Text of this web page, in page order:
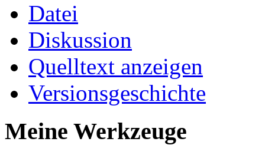
Datei
Diskussion
Quelltext anzeigen
Versionsgeschichte
Meine Werkzeuge